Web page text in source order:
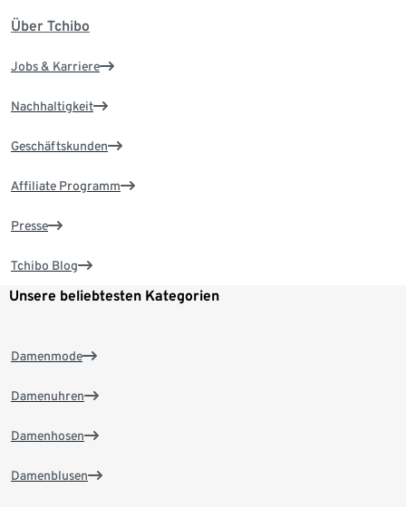
Über Tchibo
Jobs & Karriere
Nachhaltigkeit
Geschäftskunden
Affiliate Programm
Presse
Tchibo Blog
Unsere beliebtesten Kategorien
Damenmode
Damenuhren
Damenhosen
Damenblusen